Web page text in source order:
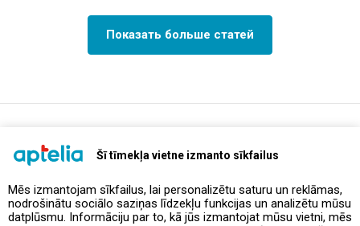
Šī tīmekļa vietne izmanto sīkfailus
Mēs izmantojam sīkfailus, lai personalizētu saturu un reklāmas,
nodrošinātu sociālo saziņas līdzekļu funkcijas un analizētu mūsu
datplūsmu. Informāciju par to, kā jūs izmantojat mūsu vietni, mēs
Показать больше статей
Предложения и акции